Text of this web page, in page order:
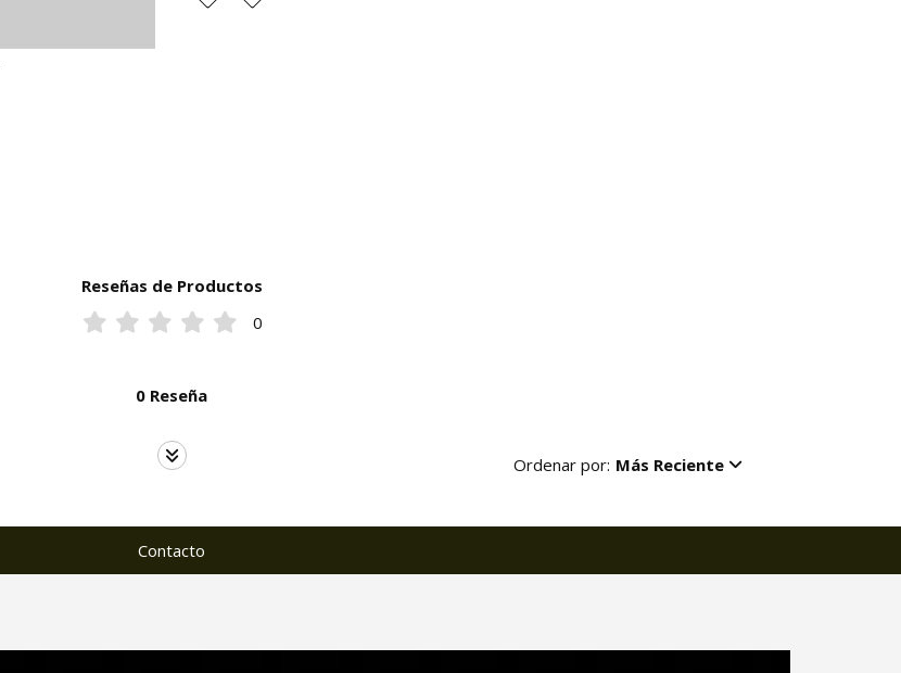
Reseñas de Productos
0
0 Reseña
Ordenar por: Más Reciente
Contacto